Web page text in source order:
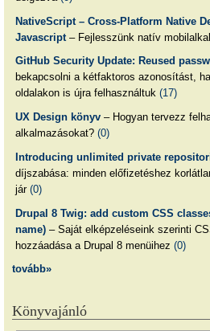
NativeScript – Cross-Platform Native
Javascript– Fejlesszünk natív
GitHub Security Update: Reused
bekapcsolni a kétfaktoros azonosítást,
oldalakon is újra felhasználtuk (17)
UX Design könyv– Hogyan tervezz
alkalmazásokat? (0)
Introducing unlimited private
díjszabása: minden előfizetéshez
jár (0)
Drupal 8 Twig: add custom CSS
name)– Saját elképzeléseink szerinti
hozzáadása a Drupal 8 menüihez (0)
tovább»
Könyvajánló